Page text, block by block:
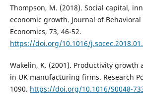
Thompson, M. (2018). Social capital,
economic growth. Journal of
Economics, 73, 46-52.
https://doi.org/10.1016/
Wakelin, K. (2001). Productivity growth
in UK manufacturing firms. Research
1090. https://doi.org/10.1016/S0048-